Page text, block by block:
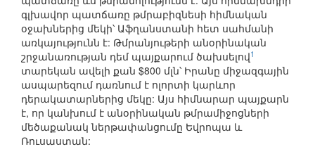
գլխավոր պատճառը թմրաբիզնեսի հիմնական
օջախներից մեկի՝ Աֆղանստանի հետ սահմանի
առկայությունն է: Թմրանյութերի անօրինական
շրջանառության դեմ պայքարում ծախսելով1
տարեկան ավելի քան $800 մլն՝ Իրանը միջազգային
ասպարեզում դառնում է ոլորտի կարևոր
դերակատարներից մեկը: Այս հիմնարար պայքարն
է, որ կանխում է անօրինական թմրամիջոցների
մեծաքանակ ներթափանցումը Եվրոպա և
Ռուսաստան: